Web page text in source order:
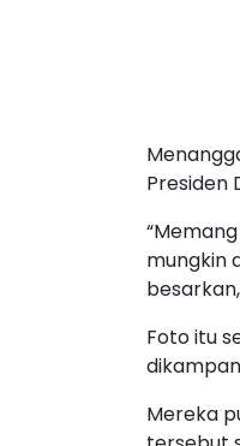
Presiden
mungkin
Foto itu
Mereka